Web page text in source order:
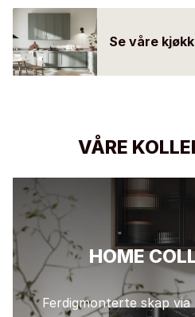
Se våre
VÅRE
HOME
Ferdigmonterte skap